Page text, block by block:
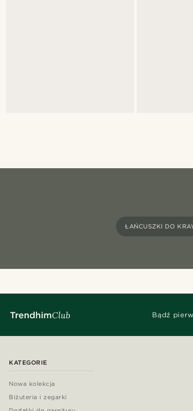
ŁAŃCUSZKI DO
Bądź
KATEGORIE
Nowa kolekcja
Biżuteria i zegarki